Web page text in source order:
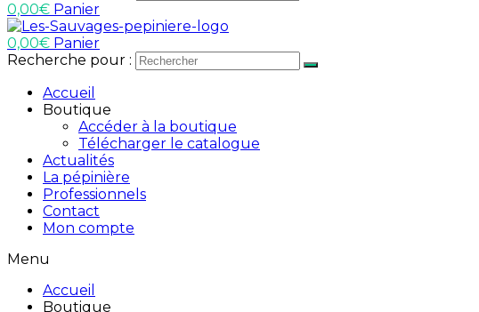
0,00€ Panier
0,00€ Panier
Recherche pour :
Accueil
Boutique
Accéder à la boutique
Télécharger le catalogue
Actualités
La pépinière
Professionnels
Contact
Mon compte
Menu
Accueil
Boutique